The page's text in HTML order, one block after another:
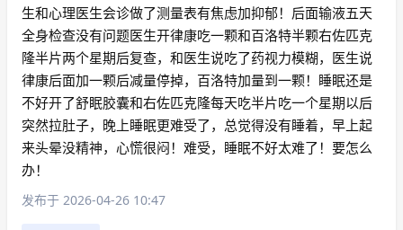
生和心理医生会诊做了测量表有焦虑加抑郁！后面输液五天
全身检查没有问题医生开律康吃一颗和百洛特半颗右佐匹克
隆半片两个星期后复查，和医生说吃了药视力模糊，医生说
律康后面加一颗后减量停掉，百洛特加量到一颗！睡眠还是
不好开了舒眠胶囊和右佐匹克隆每天吃半片吃一个星期以后
突然拉肚子，晚上睡眠更难受了，总觉得没有睡着，早上起
来头晕没精神，心慌很闷！难受，睡眠不好太难了！要怎么
办！
发布于 2026-04-26 10:47